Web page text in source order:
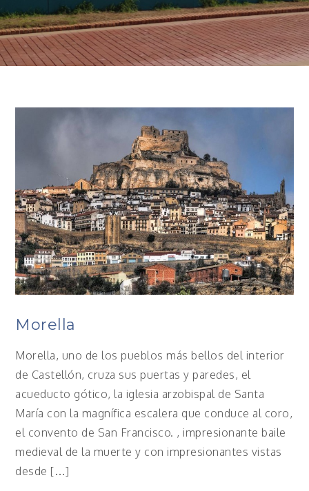
Morella
Morella, uno de los pueblos más bellos del interior
de Castellón, cruza sus puertas y paredes, el
acueducto gótico, la iglesia arzobispal de Santa
María con la magnífica escalera que conduce al coro,
el convento de San Francisco. , impresionante baile
medieval de la muerte y con impresionantes vistas
desde […]